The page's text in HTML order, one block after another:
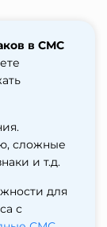
в СМС
сложные
и т.д.
для
с